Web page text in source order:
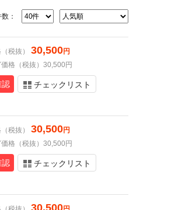
：
税抜） 30,500円
格（税抜）30,500円
認 チェックリスト
税抜） 30,500円
格（税抜）30,500円
認 チェックリスト
30,500